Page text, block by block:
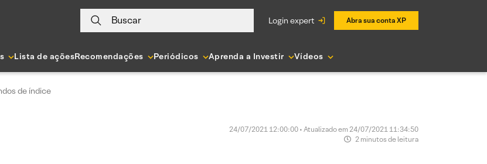
Buscar login expert Abra sua conta XP
Lista de açõesRecomendações Periódicos Aprenda a Investir Vídeos
de índice
24/07/2021 12:00:00 • Atualizado em 24/07/2021 11:34:50
2 minutos de leitura